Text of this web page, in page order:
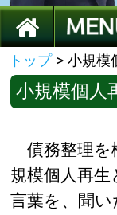
トップ > 小規模
小規模個人
債務整理を
規模個人再生
言葉を、聞